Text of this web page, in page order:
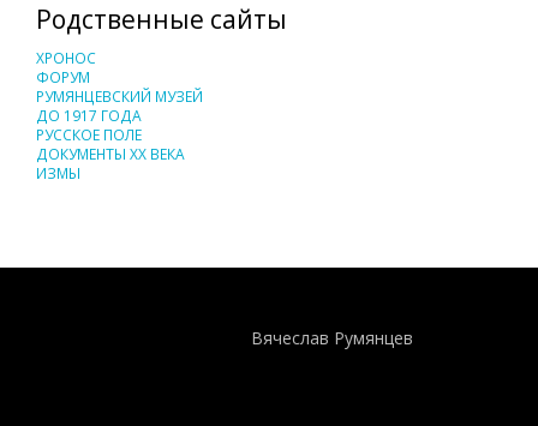
Родственные сайты
ХРОНОС
ФОРУМ
РУМЯНЦЕВСКИЙ МУЗЕЙ
ДО 1917 ГОДА
РУССКОЕ ПОЛЕ
ДОКУМЕНТЫ XX ВЕКА
ИЗМЫ
Вячеслав Румянцев